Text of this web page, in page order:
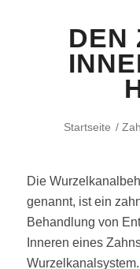
DEN
Startseite /
Die
genannt, ist ein
Behandlung von
Inneren eines
Wurzelkanalsystem.